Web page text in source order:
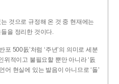
것으로 규정해 온 것 중 현재에는
을 정리한 것이다.
포 500돐’처럼 ‘주년’의 의미로 세분
적이고 불필요할 뿐만 아니라 ‘돐
어 현실에 있는 발음이 아니므로 ‘돌’